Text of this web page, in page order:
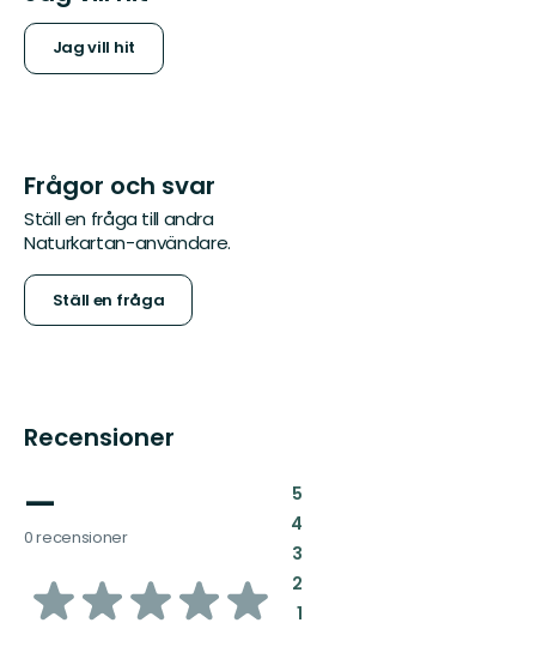
Jag vill hit
Frågor och svar
Ställ en fråga till andra
Naturkartan-användare.
Ställ en fråga
Recensioner
—
0 recensioner
av
5:
4:
3:
2:
1: